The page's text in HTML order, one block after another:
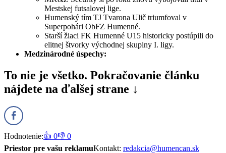
Mestskej futsalovej lige.
Humenský tím TJ Tvarona Ulič triumfoval v
Superpohári ObFZ Humenné.
Starší žiaci FK Humenné U15 historicky postúpili do
elitnej štvorky východnej skupiny I. ligy.
Medzinárodné úspechy:
To nie je všetko. Pokračovanie článku
nájdete na ďalšej strane ↓
Hodnotenie:👍 0👎 0
Priestor pre vašu reklamuKontakt: redakcia@humencan.sk